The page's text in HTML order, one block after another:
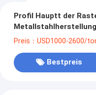
Profil Hauptt der
500mm
Preis：USD1000-2600/
Bestpreis